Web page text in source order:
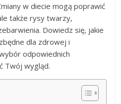
w diecie mogą poprawić
także rysy twarzy,
Dowiedz się, jakie
dla zdrowej i
odpowiednich
Twój wygląd.